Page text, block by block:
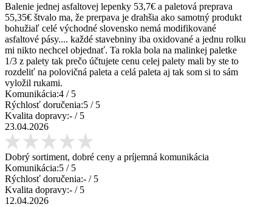
Balenie jednej asfaltovej lepenky 53,7€ a paletová preprava
55,35€ štvalo ma, že prerpava je drahšia ako samotný produkt
bohužiaľ celé východné slovensko nemá modifikované
asfaltové pásy.... každé stavebniny iba oxidované a jednu rolku
mi nikto nechcel objednať. Ta rokla bola na malinkej paletke
1/3 z palety tak prečo účtujete cenu celej palety mali by ste to
rozdeliť na polovičná paleta a celá paleta aj tak som si to sám
vyložil rukami.
Komunikácia:4 / 5
Rýchlosť doručenia:5 / 5
Kvalita dopravy:- / 5
23.04.2026
Dobrý sortiment, dobré ceny a príjemná komunikácia
Komunikácia:5 / 5
Rýchlosť doručenia:- / 5
Kvalita dopravy:- / 5
12.04.2026